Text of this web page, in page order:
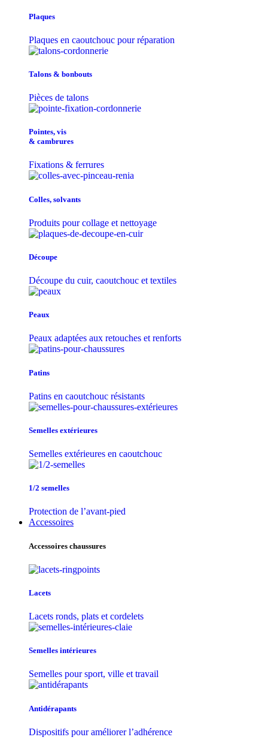
Plaques
Plaques en caoutchouc pour réparation
Talons & bonbouts
Pièces de talons
Pointes, vis
& cambrures
Fixations & ferrures
Colles, solvants
Produits pour collage et nettoyage
Découpe
Découpe du cuir, caoutchouc et textiles
Peaux
Peaux adaptées aux retouches et renforts
Patins
Patins en caoutchouc résistants
Semelles extérieures
Semelles extérieures en caoutchouc
1/2 semelles
Protection de l’avant-pied
Accessoires
Accessoires chaussures
Lacets
Lacets ronds, plats et cordelets
Semelles intérieures
Semelles pour sport, ville et travail
Antidérapants
Dispositifs pour améliorer l’adhérence